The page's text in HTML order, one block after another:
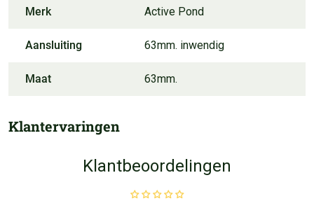
Merk Active Pond
Aansluiting 63mm. inwendig
Maat 63mm.
Klantervaringen
Klantbeoordelingen